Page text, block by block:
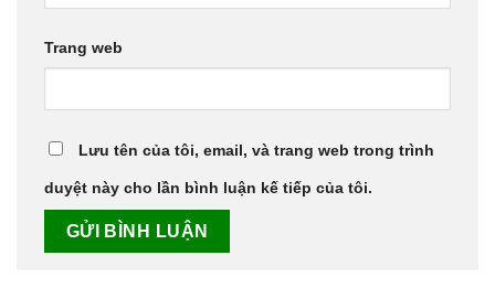
Trang web
Lưu tên của tôi, email, và trang web trong trình
duyệt này cho lần bình luận kế tiếp của tôi.